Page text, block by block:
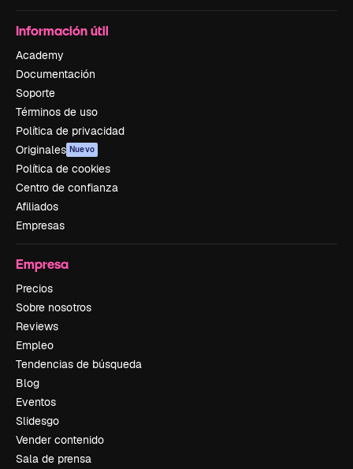
Información útil
Academy
Documentación
Soporte
Términos de uso
Política de privacidad
Originales Nuevo
Política de cookies
Centro de confianza
Afiliados
Empresas
Empresa
Precios
Sobre nosotros
Reviews
Empleo
Tendencias de búsqueda
Blog
Eventos
Slidesgo
Vender contenido
Sala de prensa